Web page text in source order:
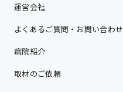
運営会社
よくあるご質問・お問い合わせ
病院紹介
取材のご依頼